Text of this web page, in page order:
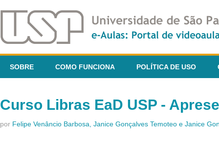
SOBRE COMO FUNCIONA POLÍTICA DE USO
Curso Libras EaD USP -
por Felipe Venâncio Barbosa, Janice Gonçalves Temoteo e Janice